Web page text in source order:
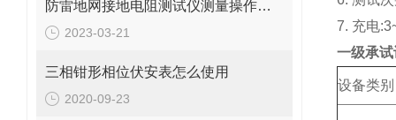
防雷地网接地电阻测试仪测量操作使用方法
2023-03-21
三相钳形相位伏安表怎么使用
2020-09-23
7. 充电
一级承
设备类别